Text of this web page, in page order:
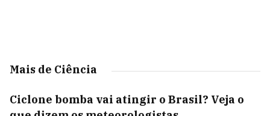
Mais de Ciência
Ciclone bomba vai atingir o Brasil? Veja o